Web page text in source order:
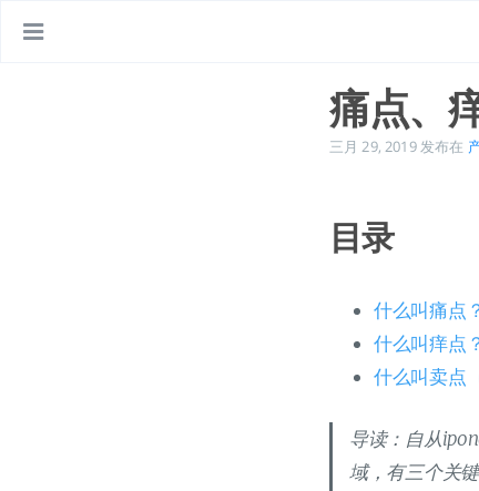
痛点、
三月 29, 2019发布在
目录
什么叫痛点
什么叫痒点
什么叫卖点
导读：自从
域，有三个关